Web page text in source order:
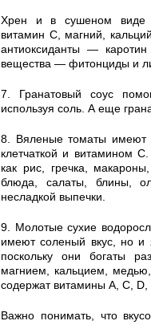
Хрен и в сушеном виде
витамин С, магний,
антиоксиданты —
вещества — фитонциды и
7. Гранатовый соус
используя соль. А еще
8. Вяленые томаты имеют
клетчаткой и витамином
как рис, гречка,
блюда, салаты, блины,
несладкой выпечки.
9. Молотые сухие
имеют соленый вкус, но и
поскольку они богаты
магнием, кальцием,
содержат витамины A, C,
Важно понимать, что